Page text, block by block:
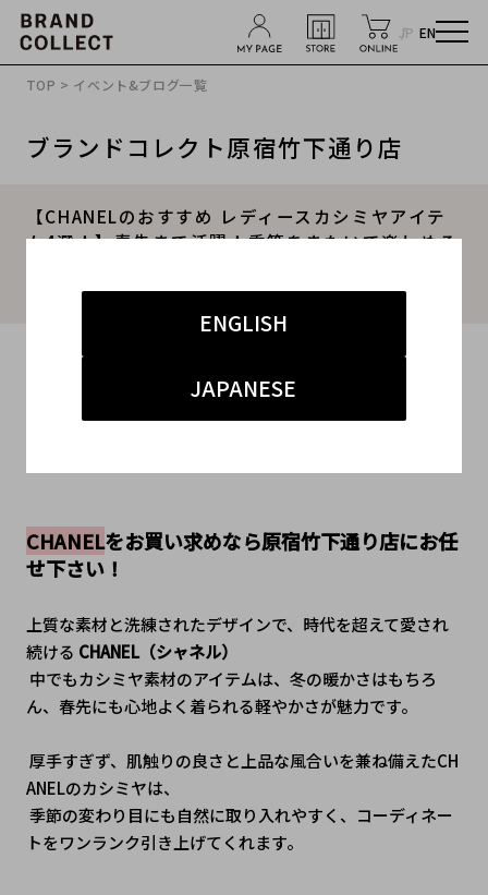
JP EN
ENGLISH
JAPANESE
TOP > イベント&ブログ一覧
ブランドコレクト原宿竹下通り店
【CHANELのおすすめ レディースカシミヤアイテ
ム4選！】春先まで活躍！季節をまたいで楽しめる
り店のオススメアイテムをご紹介！
2025.12.22
#CHANEL #原宿竹下通り店
CHANELをお買い求めなら原宿竹下通り店にお任
せ下さい！
上質な素材と洗練されたデザインで、時代を超えて愛され
続ける CHANEL（シャネル）
ん、春先にも心地よく着られる軽やかさが魅力です。
ANELのカシミヤは、
トをワンランク引き上げてくれます。